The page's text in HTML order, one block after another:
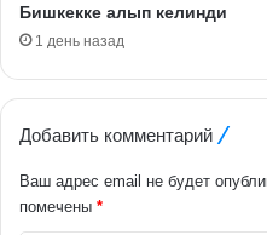
Бишкекке алып келинди
1 день назад
Добавить комментарий
Ваш адрес email не будет
помечены *